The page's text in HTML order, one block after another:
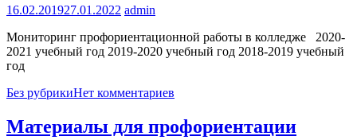
16.02.201927.01.2022 admin
Мониторинг профориентационной работы в колледже 2020-
2021 учебный год 2019-2020 учебный год 2018-2019 учебный
год
Без рубрикиНет комментариев
Материалы для профориентации